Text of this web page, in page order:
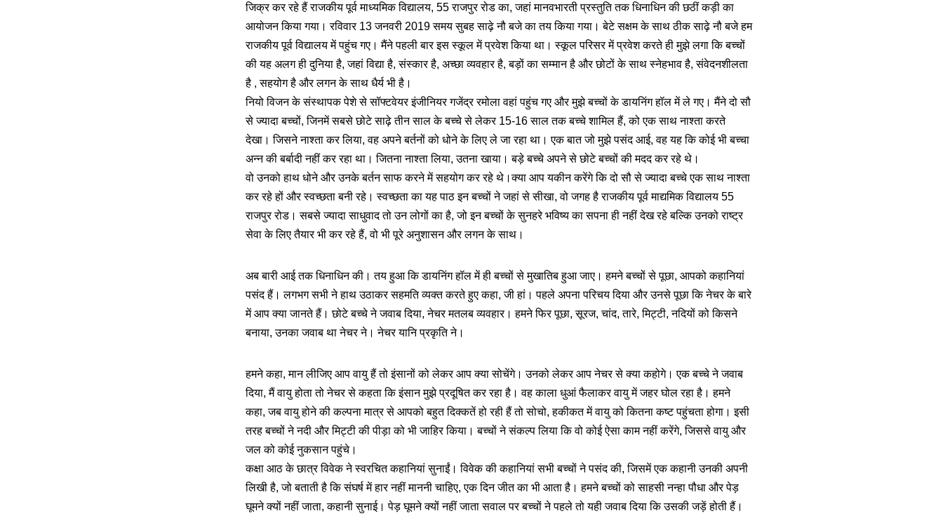
जिक्र कर रहे हैं राजकीय पूर्व माध्यमिक विद्यालय, 55 राजपुर रोड का, जहां मानवभारती प्रस्तुति तक धिनाधिन की छठीं कड़ी का
आयोजन किया गया। रविवार 13 जनवरी 2019 समय सुबह साढ़े नौ बजे का तय किया गया। बेटे सक्षम के साथ ठीक साढ़े नौ बजे हम
राजकीय पूर्व विद्यालय में पहुंच गए। मैंने पहली बार इस स्कूल में प्रवेश किया था। स्कूल परिसर में प्रवेश करते ही मुझे लगा कि बच्चों
की यह अलग ही दुनिया है, जहां विद्या है, संस्कार है, अच्छा व्यवहार है, बड़ों का सम्मान है और छोटों के साथ स्नेहभाव है, संवेदनशीलता
है , सहयोग है और लगन के साथ धैर्य भी है।
नियो विजन के संस्थापक पेशे से सॉफ्टवेयर इंजीनियर गजेंद्र रमोला वहां पहुंच गए और मुझे बच्चों के डायनिंग हॉल में ले गए। मैंने दो सौ
से ज्यादा बच्चों, जिनमें सबसे छोटे साढ़े तीन साल के बच्चे से लेकर 15-16 साल तक बच्चे शामिल हैं, को एक साथ नाश्ता करते
देखा। जिसने नाश्ता कर लिया, वह अपने बर्तनों को धोने के लिए ले जा रहा था। एक बात जो मुझे पसंद आई, वह यह कि कोई भी बच्चा
अन्न की बर्बादी नहीं कर रहा था। जितना नाश्ता लिया, उतना खाया। बड़े बच्चे अपने से छोटे बच्चों की मदद कर रहे थे।
वो उनको हाथ धोने और उनके बर्तन साफ करने में सहयोग कर रहे थे।क्या आप यकीन करेंगे कि दो सौ से ज्यादा बच्चे एक साथ नाश्ता
कर रहे हों और स्वच्छता बनी रहे। स्वच्छता का यह पाठ इन बच्चों ने जहां से सीखा, वो जगह है राजकीय पूर्व माद्यमिक विद्यालय 55
राजपुर रोड। सबसे ज्यादा साधुवाद तो उन लोगों का है, जो इन बच्चों के सुनहरे भविष्य का सपना ही नहीं देख रहे बल्कि उनको राष्ट्र
सेवा के लिए तैयार भी कर रहे हैं, वो भी पूरे अनुशासन और लगन के साथ।
अब बारी आई तक धिनाधिन की। तय हुआ कि डायनिंग हॉल में ही बच्चों से मुखातिब हुआ जाए। हमने बच्चों से पूछा, आपको कहानियां
पसंद हैं। लगभग सभी ने हाथ उठाकर सहमति व्यक्त करते हुए कहा, जी हां। पहले अपना परिचय दिया और उनसे पूछा कि नेचर के बारे
में आप क्या जानते हैं। छोटे बच्चे ने जवाब दिया, नेचर मतलब व्यवहार। हमने फिर पूछा, सूरज, चांद, तारे, मिट्टी, नदियों को किसने
बनाया, उनका जवाब था नेचर ने। नेचर यानि प्रकृति ने।
हमने कहा, मान लीजिए आप वायु हैं तो इंसानों को लेकर आप क्या सोचेंगे। उनको लेकर आप नेचर से क्या कहोगे। एक बच्चे ने जवाब
दिया, मैं वायु होता तो नेचर से कहता कि इंसान मुझे प्रदूषित कर रहा है। वह काला धुआं फैलाकर वायु में जहर घोल रहा है। हमने
कहा, जब वायु होने की कल्पना मात्र से आपको बहुत दिक्कतें हो रही हैं तो सोचो, हकीकत में वायु को कितना कष्ट पहुंचता होगा। इसी
तरह बच्चों ने नदी और मिट्टी की पीड़ा को भी जाहिर किया। बच्चों ने संकल्प लिया कि वो कोई ऐसा काम नहीं करेंगे, जिससे वायु और
जल को कोई नुकसान पहुंचे।
कक्षा आठ के छात्र विवेक ने स्वरचित कहानियां सुनाईं। विवेक की कहानियां सभी बच्चों ने पसंद की, जिसमें एक कहानी उनकी अपनी
लिखी है, जो बताती है कि संघर्ष में हार नहीं माननी चाहिए, एक दिन जीत का भी आता है। हमने बच्चों को साहसी नन्हा पौधा और पेड़
घूमने क्यों नहीं जाता, कहानी सुनाई। पेड़ घूमने क्यों नहीं जाता सवाल पर बच्चों ने पहले तो यही जवाब दिया कि उसकी जड़ें होती हैं।